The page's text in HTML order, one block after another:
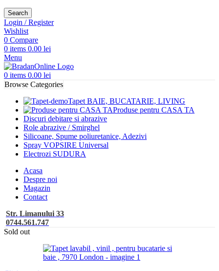
Search
Login / Register
Wishlist
0 Compare
0 items 0.00 lei
Menu
0 items 0.00 lei
Browse Categories
Tapet BAIE, BUCATARIE, LIVING
Produse pentru CASA TA
Discuri debitare si abrazive
Role abrazive / Smirghel
Silicoane, Spume poliuretanice, Adezivi
Spray VOPSIRE Universal
Electrozi SUDURA
Acasa
Despre noi
Magazin
Contact
Str. Limanului 33
0744.561.747
Sold out